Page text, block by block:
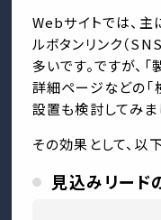
Webサイトでは、主
ルボタンリンク（
多いです。ですが、
詳細ページなどの「
設置も検討してみま
その効果として、以
見込みリード